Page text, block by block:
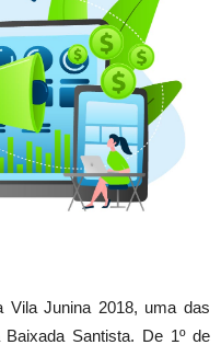
Vila Junina 2018, uma das
Santista. De 1º de